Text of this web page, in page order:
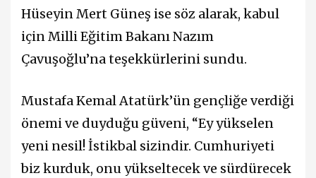
Hüseyin Mert Güneş ise söz alarak, kabul
için Milli Eğitim Bakanı Nazım
Çavuşoğlu’na teşekkürlerini sundu.
Mustafa Kemal Atatürk’ün gençliğe verdiği
önemi ve duyduğu güveni, “Ey yükselen
yeni nesil! İstikbal sizindir. Cumhuriyeti
biz kurduk, onu yükseltecek ve sürdürecek